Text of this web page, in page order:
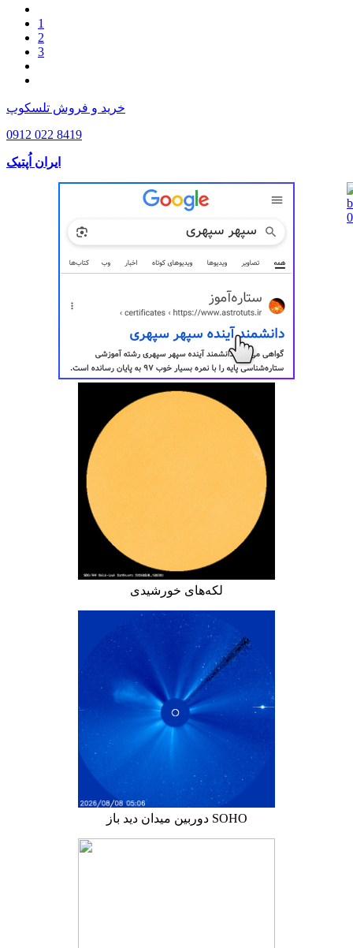
1
2
3
خرید و فروش تلسکوپ
0912 022 8419
ایران اُپتیک
لکه‌های خورشیدی
دوربین میدان دید باز SOHO